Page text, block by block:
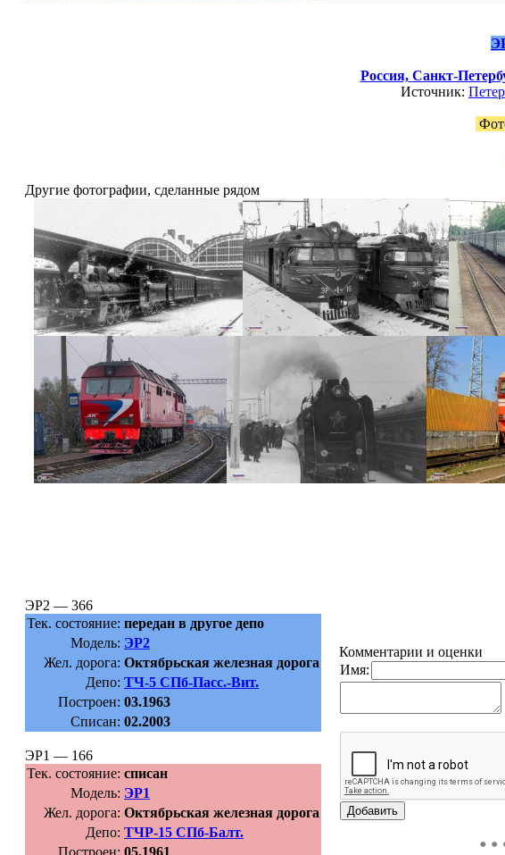
Россия, Санкт-
Источник:
Другие фотографии, сделанные рядом
ЭР2 — 366
Тек. состояние: передан в другое депо
Модель: ЭР2
Жел. дорога: Октябрьская железная дорога
Депо: ТЧ-5 СПб-Пасс.-Вит.
Построен: 03.1963
Списан: 02.2003
ЭР1 — 166
Тек. состояние: списан
Модель: ЭР1
Жел. дорога: Октябрьская железная дорога
Депо: ТЧР-15 СПб-Балт.
Построен: 05.1961
Комментарии и оценки
Имя: